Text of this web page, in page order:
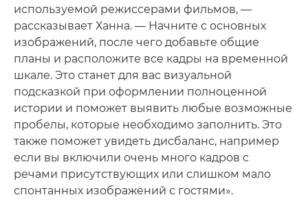
используемой режиссерами фильмов, —
рассказывает Ханна. — Начните с основных
изображений, после чего добавьте общие
планы и расположите все кадры на временной
шкале. Это станет для вас визуальной
подсказкой при оформлении полноценной
истории и поможет выявить любые возможные
пробелы, которые необходимо заполнить. Это
также поможет увидеть дисбаланс, например
если вы включили очень много кадров с
речами присутствующих или слишком мало
спонтанных изображений с гостями».